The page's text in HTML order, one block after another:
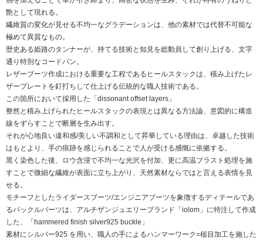
艶として現れる。
繊維質の変化が⾒せる不均⼀なグラデーションは、他の素材では代替不可能な
極めて異質なもの。
歴史ある姫路のタンナーが、持てる技術と知⾒を総動員して創り上げる、⽂字
通り特別なコードバン。
レザーブーツ作成における重要な⼯程であるヒールスタックは、積み上げたレ
ザープレートを釘打ちして仕上げる伝統的な職⼈技術である。
この箇所において採⽤した「dissonant offset layers」
整然と積み上げられたヒールスタックの表現とは異なる⽅法論、意図的に構造
線をずらすことで断層を⽣み出す。
それが⼼地良い違和感/美しい不調和として昇華している理由は、卓越した技術
はもとより、⼿の痕跡を感じられることで⼈が受ける感慨に依拠する。
⿊く染⾊した後、ロウ含浸で不均⼀な光沢を付加、更に⾼温ブラスト処理を施
すことで微細な繊維が表⾯に⽴ち上がり、天然素材ならではと⾔える表情を⾒
せる。
モチーフとしたライダースブーツ/エンジニアブーツを象徴するディテールであ
るバックルパーツは、アルチザンジュエリーブランド「iolom」に特注して作成
した、「hammered finish silver925 buckle」
素材にシルバー925 を⽤い、職⼈の⼿によるハンマーワーク=槌⽬加⼯を施した